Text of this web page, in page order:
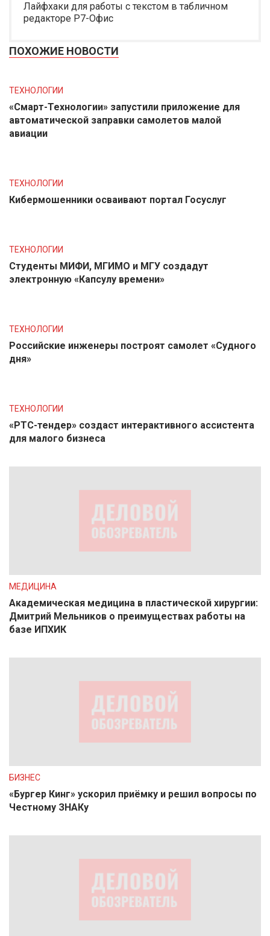
Лайфхаки для работы с текстом в табличном
редакторе Р7-Офис
ПОХОЖИЕ НОВОСТИ
ТЕХНОЛОГИИ
«Смарт-Технологии» запустили приложение для
автоматической заправки самолетов малой
авиации
ТЕХНОЛОГИИ
Кибермошенники осваивают портал Госуслуг
ТЕХНОЛОГИИ
Студенты МИФИ, МГИМО и МГУ создадут
электронную «Капсулу времени»
ТЕХНОЛОГИИ
Российские инженеры построят самолет «Судного
дня»
ТЕХНОЛОГИИ
«РТС-тендер» создаст интерактивного ассистента
для малого бизнеса
МЕДИЦИНА
Академическая медицина в пластической хирургии:
Дмитрий Мельников о преимуществах работы на
базе ИПХИК
БИЗНЕС
«Бургер Кинг» ускорил приёмку и решил вопросы по
Честному ЗНАКу